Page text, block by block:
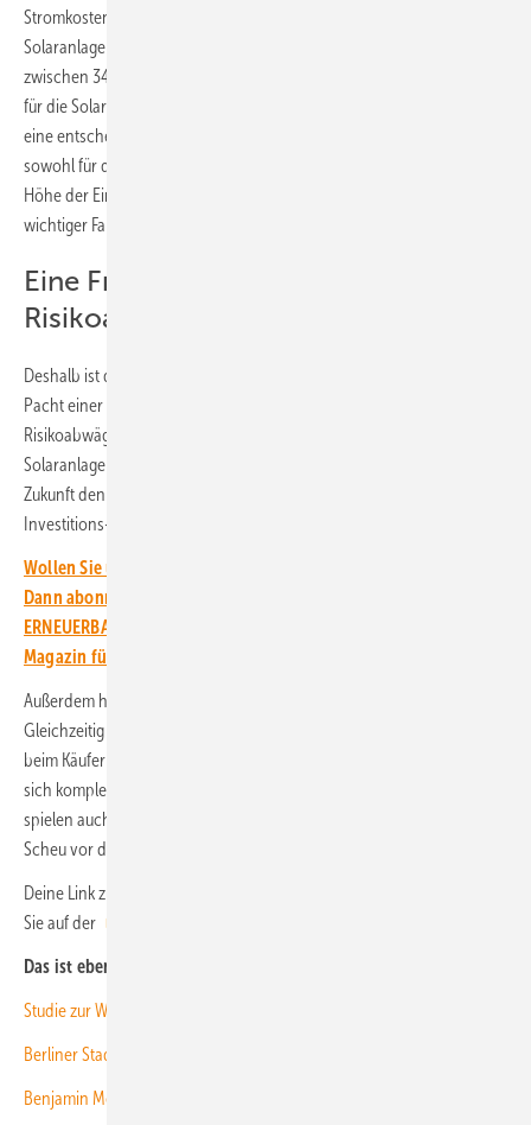
Stromkosten zwischen 35.300 und 41.500 Euro. Der Käufer der
Solaranlage hat in den 30 Jahren des Betrachtungszeitraumes Kosten
zwischen 34.800 und 43.700 Euro. Hier spielen vor allem die Preise
für die Solaranlage und die Höhe der Kosten für Wartung und Betrieb
eine entscheidende Rolle. Für beide Nutzer von Solaranlagen –
sowohl für den Pächter als auch für den Eigentümer – ist noch die
Höhe der Einspeisevergütung und der Großhandelserlöse ein
wichtiger Faktor, der die Zahlungsströme beeinflusst.
Eine Frage der Präferenz und
Risikoabwägung
Deshalb ist die Frage, ob sich Hauseigentümer für den Kauf oder die
Pacht einer Solaranlage entscheiden, vor allem auf Präferenzen und
Risikoabwägungen zurückzuführen. Während der Käufer der
Solaranlage weniger das Investitionsrisiko scheut und vor allem in die
Zukunft denkt, will der Pächter der Solaranlage vor allem dieses
Investitions- und Verlustrisiko vermeiden.
Wollen Sie über die Energiewende auf dem Laufenden bleiben?
Dann abonnieren Sie einfach den kostenlosen Newsletter von
ERNEUERBARE ENERGIEN – dem größten verbandsunabhängigen
Magazin für erneuerbare Energien in Deutschland!
Außerdem hat er einen stärkeren Fokus auf die Gegenwart.
Gleichzeitig ist bei ihm der Autonomiewunsch weniger ausgeprägt als
beim Käufer der Solaranlage. Sie ist aber stärker als beim Haushalt, der
sich komplett gegen eine Solaranlage entscheidet. Für letzteren
spielen auch soziale und Umweltaspekte eine geringere Rolle als die
Scheu vor dem Risiko, in eine Solaranlage zu investieren.
Deine Link zur kompletten Studie zum kostenlosen Download finden
Sie auf der
Das ist ebenfalls interessant für Sie:
Studie zur Wärmewende: Wärmepumpe schlägt Wasserstoff
Berliner Stadtwerke versorgen Hochschulen mit Solarstrom
Benjamin Merle von Enpal: „Wir finanzieren gesamte Anlagenpools“